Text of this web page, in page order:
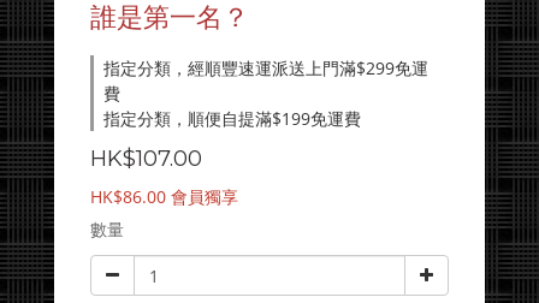
誰是第一名？
指定分類，經順豐速運派送上門滿$299免運
費
指定分類，順便自提滿$199免運費
HK$107.00
HK$86.00 會員獨享
數量